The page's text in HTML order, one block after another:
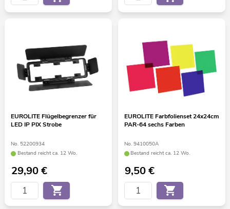
EUROLITE Flügelbegrenzer für
LED IP PIX Strobe
No. 52200934
Bestand reicht ca. 12 Wo.
29,90€
EUROLITE Farbfolienset 24x24cm
PAR-64 sechs Farben
No. 9410050A
Bestand reicht ca. 12 Wo.
9,50€